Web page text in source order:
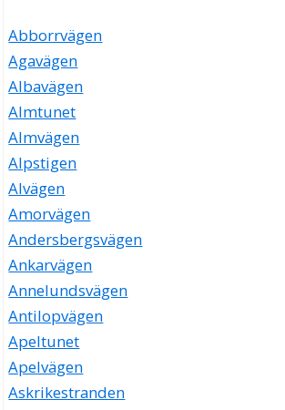
Abborrvägen
Agavägen
Albavägen
Almtunet
Almvägen
Alpstigen
Alvägen
Amorvägen
Andersbergsvägen
Ankarvägen
Annelundsvägen
Antilopvägen
Apeltunet
Apelvägen
Askrikestranden